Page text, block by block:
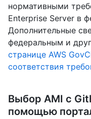
нормативными
Enterprise Server в
Дополнительные
федеральным и
странице AWS
соответствия
Выбор AMI с
помощью